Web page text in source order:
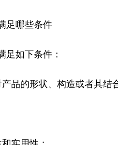
足哪些条件
足如下条件：
品的形状、构造或者其结